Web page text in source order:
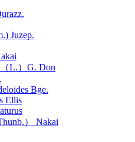
Juzep.
（L.）G. Don
Bge.
Ellis
） Nakai